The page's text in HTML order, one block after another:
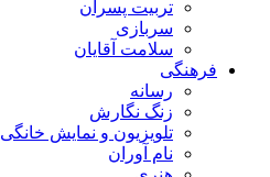
تربیت پسران
سربازی
سلامت آقایان
فرهنگی
رسانه
زنگ نگارش
تلویزیون و نمایش خانگی
نام آوران